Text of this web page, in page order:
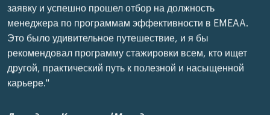
заявку и успешно прошел отбор на должность
менеджера по программам эффективности в EMEAA.
Это было удивительное путешествие, и я бы
рекомендовал программу стажировки всем, кто ищет
другой, практический путь к полезной и насыщенной
карьере."